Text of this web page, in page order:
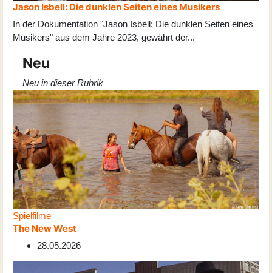
Jason Isbell: Die dunklen Seiten eines Musikers
In der Dokumentation "Jason Isbell: Die dunklen Seiten eines
Musikers" aus dem Jahre 2023, gewährt der...
Neu
Neu in dieser Rubrik
Spielfilme
The New West
28.05.2026